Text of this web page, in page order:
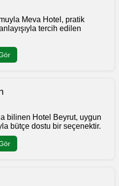
Meva Hotel, pratik
tercih edilen
bilinen Hotel Beyrut, uygun
bütçe dostu bir seçenektir.